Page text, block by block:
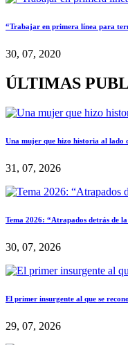
“Trabajar en primera línea para
30, 07, 2020
ÚLTIMAS
Una mujer que hizo historia al lado
31, 07, 2026
Tema 2026: “Atrapados detrás de
30, 07, 2026
El primer insurgente al que se
29, 07, 2026